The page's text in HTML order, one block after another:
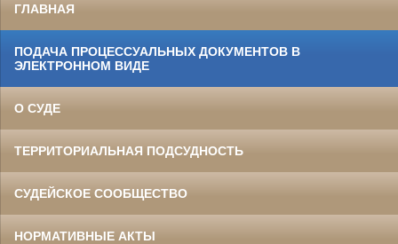
ГЛАВНАЯ
ПОДАЧА ПРОЦЕССУАЛЬНЫХ ДОКУМЕНТОВ В
ЭЛЕКТРОННОМ ВИДЕ
О СУДЕ
ТЕРРИТОРИАЛЬНАЯ ПОДСУДНОСТЬ
СУДЕЙСКОЕ СООБЩЕСТВО
НОРМАТИВНЫЕ АКТЫ